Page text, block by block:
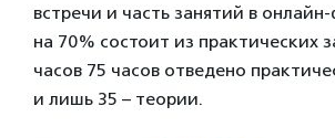
встречи и часть занятий в
на 70% состоит из практических
часов 75 часов отведено
и лишь 35 – теории.